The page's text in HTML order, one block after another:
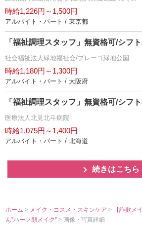
時給1,226円～1,500円
アルバイト・パート / 東京都
「福祉調理スタッフ」無資格可/シフ
社会福祉法人緑地福祉会/プレーゴ緑地公園
時給1,180円～1,300円
アルバイト・パート / 大阪府
「福祉調理スタッフ」無資格可/シフ
医療法人北見北斗病院
時給1,075円～1,400円
アルバイト・パート / 北海道
続きはこちら
ホーム > メイク・コスメ・スキンケア>
【詐欺メ
ん”ハーフ顔メイク”> 画像・写真詳細